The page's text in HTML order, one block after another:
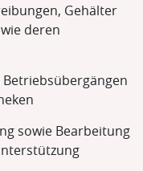
Gehälter
deren
sowie Bearbeitung